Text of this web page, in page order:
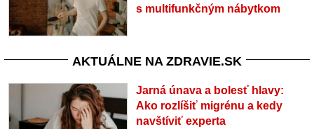
s multifunkčným nábytkom
AKTUÁLNE NA ZDRAVIE.SK
Jarná únava a bolesť hlavy:
Ako rozlíšiť migrénu a kedy
navštíviť experta